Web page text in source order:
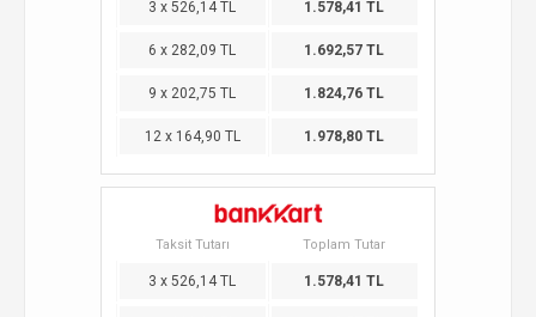
3 x 526,14 TL 1.578,41 TL
6 x 282,09 TL 1.692,57 TL
9 x 202,75 TL 1.824,76 TL
12 x 164,90 TL 1.978,80 TL
Taksit Tutarı Toplam Tutar
3 x 526,14 TL 1.578,41 TL